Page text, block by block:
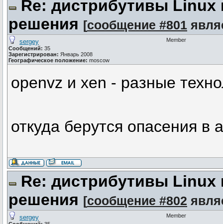
Re: дистрибутивы Linux
решения [сообщение #801
sergey
Сообщений: 35
Зарегистрирован: Январь 2008
Географическое положение: moscow
Member
openvz и xen - разные
откуда берутся опасения в
Re: дистрибутивы Linux
решения [сообщение #802
sergey Member